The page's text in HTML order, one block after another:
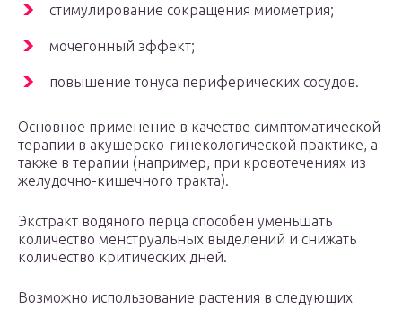
стимулирование сокращения миометрия;
мочегонный эффект;
повышение тонуса периферических сосудов.
Основное применение в качестве симптоматической
терапии в акушерско-гинекологической практике, а
также в терапии (например, при кровотечениях из
желудочно-кишечного тракта).
Экстракт водяного перца способен уменьшать
количество менструальных выделений и снижать
количество критических дней.
Возможно использование растения в следующих